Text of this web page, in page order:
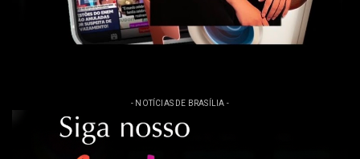
- NOTÍCIAS DE BRASÍLIA -